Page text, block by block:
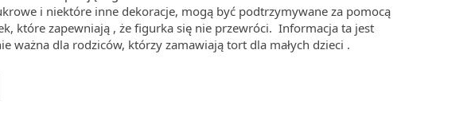
i niektóre inne dekoracje, mogą być podtrzymywane za pomocą
które zapewniają , że figurka się nie przewróci. Informacja ta jest
ważna dla rodziców, którzy zamawiają tort dla małych dzieci .